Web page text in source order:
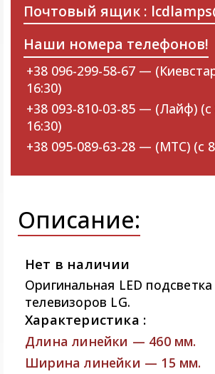
Описание:
Нет в наличии
Оригинальная LED
телевизоров LG.
Характеристика :
Длина линейки — 460 мм.
Ширина линейки — 15 мм.
Почтовый ящик :
Наши номера телефонов!
+38 096-299-58-67 —
16:30)
+38 093-810-03-85 — (Лайф) (с
16:30)
+38 095-089-63-28 — (МТС) (с